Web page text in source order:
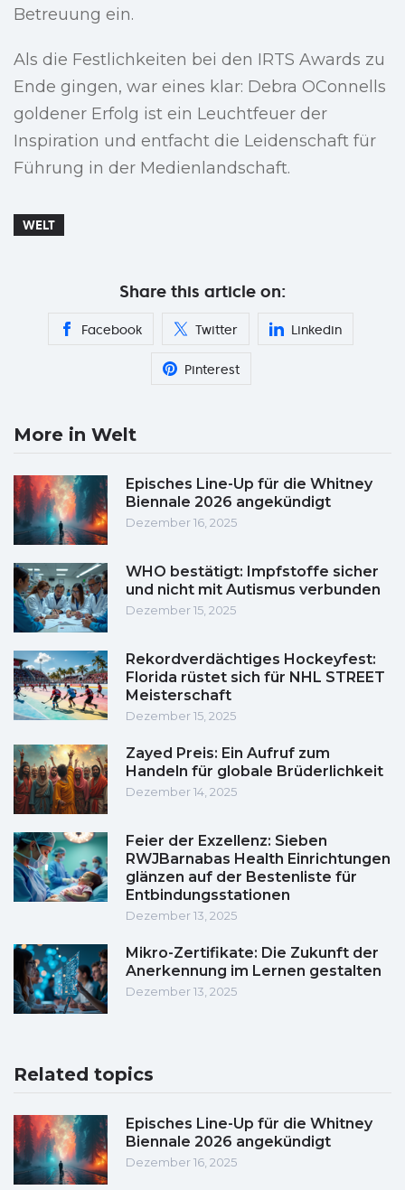
Betreuung ein.
Als die Festlichkeiten bei den IRTS Awards zu
Ende gingen, war eines klar: Debra OConnells
goldener Erfolg ist ein Leuchtfeuer der
Inspiration und entfacht die Leidenschaft für
Führung in der Medienlandschaft.
WELT
Share this article on:
Facebook Twitter Linkedin
Pinterest
More in Welt
Episches Line-Up für die Whitney
Biennale 2026 angekündigt
Dezember 16, 2025
WHO bestätigt: Impfstoffe sicher
und nicht mit Autismus verbunden
Dezember 15, 2025
Rekordverdächtiges Hockeyfest:
Florida rüstet sich für NHL STREET
Meisterschaft
Dezember 15, 2025
Zayed Preis: Ein Aufruf zum
Handeln für globale Brüderlichkeit
Dezember 14, 2025
Feier der Exzellenz: Sieben
RWJBarnabas Health Einrichtungen
glänzen auf der Bestenliste für
Entbindungsstationen
Dezember 13, 2025
Mikro-Zertifikate: Die Zukunft der
Anerkennung im Lernen gestalten
Dezember 13, 2025
Related topics
Episches Line-Up für die Whitney
Biennale 2026 angekündigt
Dezember 16, 2025